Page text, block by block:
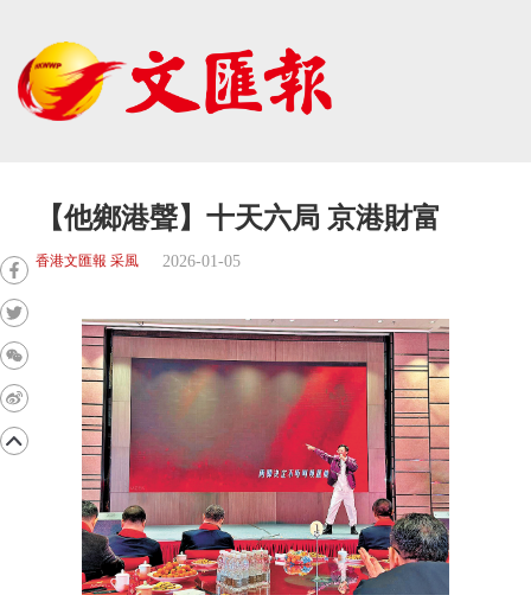
【他鄉港聲】十天六局 京港財富
香港文匯報 采風 2026-01-05